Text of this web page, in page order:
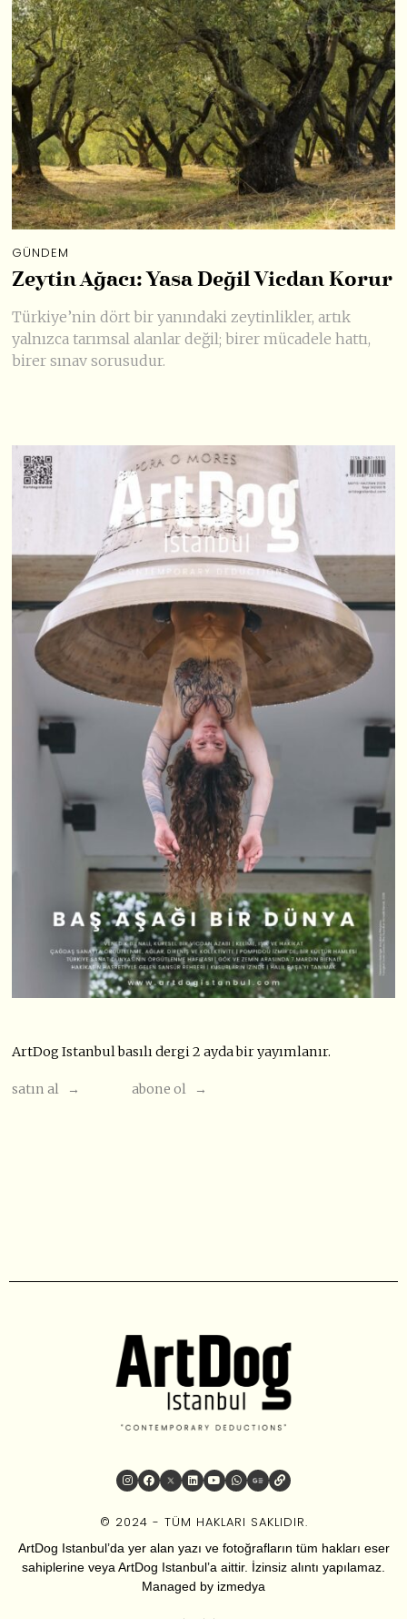
GÜNDEM
Zeytin Ağacı: Yasa Değil Vicdan Korur
Türkiye’nin dört bir yanındaki zeytinlikler, artık
yalnızca tarımsal alanlar değil; birer mücadele hattı,
birer sınav sorusudur.
ArtDog Istanbul basılı dergi 2 ayda bir yayımlanır.
satın al → abone ol →
© 2024 - TÜM HAKLARI SAKLIDIR.
ArtDog Istanbul’da yer alan yazı ve fotoğrafların tüm hakları eser
sahiplerine veya ArtDog Istanbul’a aittir. İzinsiz alıntı yapılamaz.
Managed by izmedya